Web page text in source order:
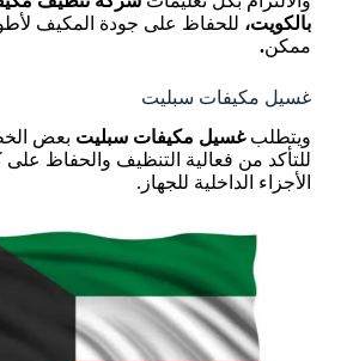
بالكويت، للحفاظ على جودة المكيف
ممكن.
غسيل مكيفات سبليت
ويتطلبغسيل مكيفات سبليت بعض
للتأكد من فعالية التنظيف والحفاظ على
الأجزاء الداخلية للجهاز.